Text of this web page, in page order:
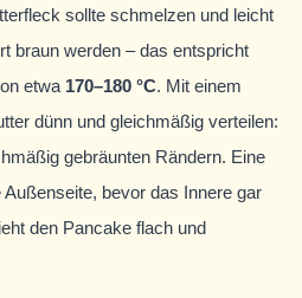
sollte schmelzen und leicht
braun werden – das entspricht
etwa 170–180 °C. Mit einem
dünn und gleichmäßig verteilen:
gebräunten Rändern. Eine
bevor das Innere gar
den Pancake flach und